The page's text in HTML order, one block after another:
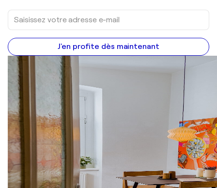
J'en profite dès maintenant